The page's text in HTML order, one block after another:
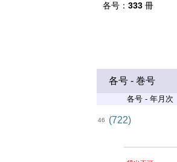
各号 333 冊
各号 - 巻号
各号 - 年月次
46 (722)